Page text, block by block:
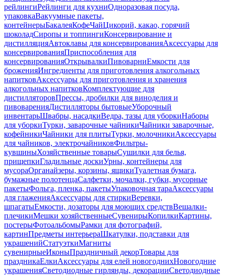
рейлингиРейлинги для кухниОдноразовая посуда,
упаковкаВакуумные пакеты,
контейнерыБакалеяКофеЧайЦикорий, какао, горячий
шоколадСиропы и топпингиКонсервирование и
дистилляцияАвтоклавы для консервированияАксессуары для
консервированияПриспособления для
консервированияОткрывалкиПивоварниЕмкости для
броженияИнгредиенты для приготовления алкогольных
напитковАксессуары для приготовления и хранения
алкогольных напитковКомплектующие для
дистилляторовПрессы, дробилки для виноделия и
пивоваренияДистилляторы бытовыеУборочный
инвентарьШвабры, насадкиВедра, тазы для уборкиНаборы
для уборкиТурки, заварочные чайникиЧайники заварочные,
кофейникиЧайники для плитыТурки, молочникиАксессуары
для чайников, электрочайниковФильтры-
кувшиныХозяйственные товарыСушилки для белья,
прищепкиГладильные доскиУрны, контейнеры для
мусораОрганайзеры, корзины, ящикиТуалетная бумага,
бумажные полотенцаСалфетки, мочалки, губки, мусорные
пакетыФольга, пленка, пакетыУпаковочная тараАксессуары
для глаженияАксессуары для стиркиВеревки,
шпагатыЕмкости, дозаторы для моющих средствВешалки-
плечикиМешки хозяйственныеСувенирыКопилкиКартины,
постерыФотоальбомыРамки для фотографий,
картинПредметы интерьераШкатулки, подставки для
украшенийСтатуэткиМагниты
сувенирныеИконыПраздничный декорТовары для
праздникаЕлкиАксессуары для елей новогоднихНовогодние
украшенияСветодиодные гирлянды, декорацииСветодиодные